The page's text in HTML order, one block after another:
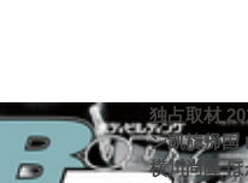
独占取材
ン凱旋帰国
横川尚隆